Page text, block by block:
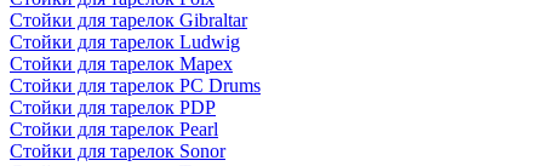
Стойки для тарелок Gibraltar
Стойки для тарелок Ludwig
Стойки для тарелок Mapex
Стойки для тарелок PC Drums
Стойки для тарелок PDP
Стойки для тарелок Pearl
Стойки для тарелок Sonor